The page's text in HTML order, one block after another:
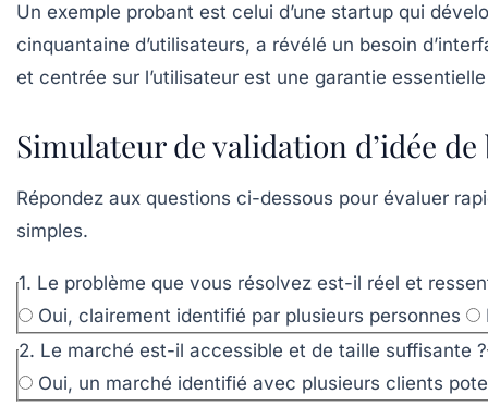
Un exemple probant est celui d’une startup qui
cinquantaine d’utilisateurs, a révélé un besoin
et centrée sur l’utilisateur est une garantie
Simulateur de validation d’idée de
Répondez aux questions ci-dessous pour évaluer
simples.
1. Le problème que vous résolvez est-il réel et
Oui, clairement identifié par plusieurs personnes
2. Le marché est-il accessible et de taille suffisante ?
Oui, un marché identifié avec plusieurs clients